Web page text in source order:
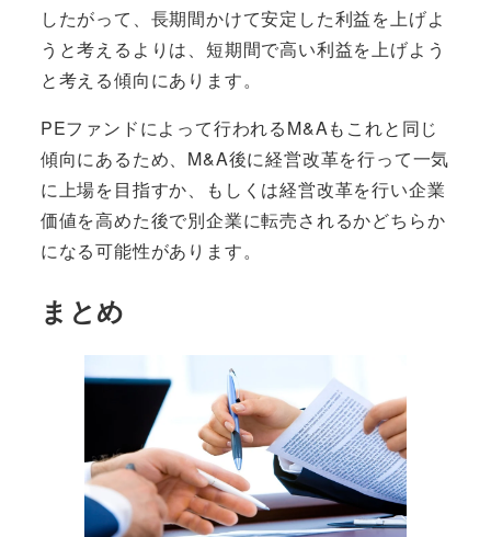
したがって、長期間かけて安定した利益を上げよ
うと考えるよりは、 短期間で高い利益を上げよう
と考える傾向にあります。
PEファンドによって行われるM&Aもこれと同じ
傾向にあるため、M&A後に経営改革を行って一気
に上場を目指すか、もしくは経営改革を行い企業
価値を高めた後で別企業に転売されるかどちらか
になる可能性があります。
まとめ